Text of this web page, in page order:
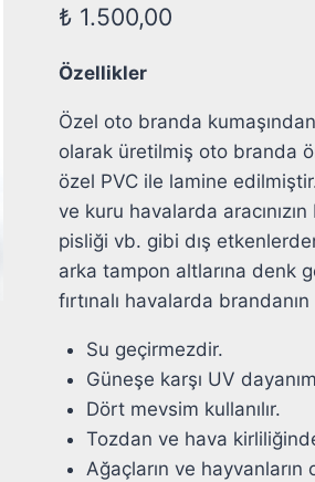
₺ 1.500,00
Özellikler
Özel oto branda
olarak üretilmiş oto branda
özel PVC ile lamine
ve kuru havalarda
pisliği vb. gibi dış
arka tampon altlarına denk
fırtınalı havalarda
Su geçirmezdir.
Güneşe karşı UV
Dört mevsim kullanılır.
Tozdan ve hava
Ağaçların ve